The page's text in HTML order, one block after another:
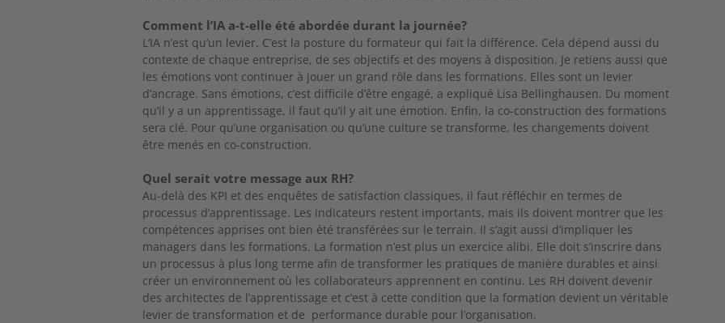
Comment l’IA a-t-elle été abordée durant la journée?
L’IA n’est qu’un levier. C’est la posture du formateur qui fait la différence. Cela dépend aussi du
contexte de chaque entreprise, de ses objectifs et des moyens à disposition. Je retiens aussi que
les émotions vont continuer à jouer un grand rôle dans les formations. Elles sont un levier
d’ancrage. Sans émotions, c’est difficile d’être engagé, a expliqué Lisa Bellinghausen. Du moment
qu’il y a un apprentissage, il faut qu’il y ait une émotion. Enfin, la co-construction des formations
sera clé. Pour qu’une organisation ou qu’une culture se transforme, les changements doivent
être menés en co-construction.
Quel serait votre message aux RH?
Au-delà des KPI et des enquêtes de satisfaction classiques, il faut réfléchir en termes de
processus d’apprentissage. Les indicateurs restent importants, mais ils doivent montrer que les
compétences apprises ont bien été transférées sur le terrain. Il s’agit aussi d’impliquer les
managers dans les formations. La formation n’est plus un exercice alibi. Elle doit s’inscrire dans
un processus à plus long terme afin de transformer les pratiques de manière durables et ainsi
créer un environnement où les collaborateurs apprennent en continu. Les RH doivent devenir
des architectes de l’apprentissage et c’est à cette condition que la formation devient un véritable
levier de transformation et de performance durable pour l’organisation.